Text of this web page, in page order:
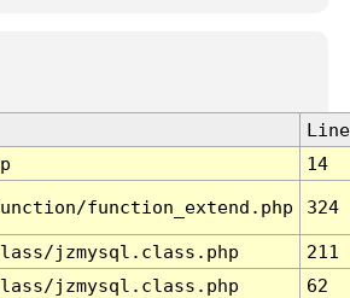
Line
14
function_extend.php 324
jzmysql.class.php
211
jzmysql.class.php
62